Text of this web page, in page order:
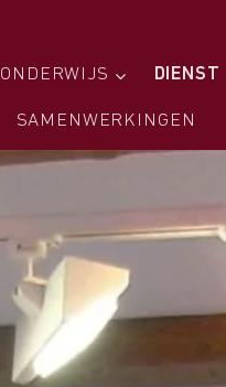
ONDERWIJS DIENST
SAMENWERKINGEN